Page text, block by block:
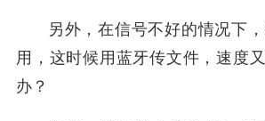
另外，在信号不好的情况下
用，这时候用蓝牙传文件，速度
办？